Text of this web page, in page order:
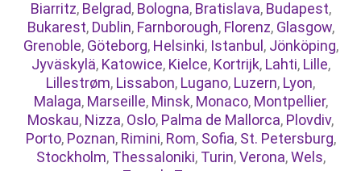
Biarritz, Belgrad, Bologna, Bratislava, Budapest,
Bukarest, Dublin, Farnborough, Florenz, Glasgow,
Grenoble, Göteborg, Helsinki, Istanbul, Jönköping,
Jyväskylä, Katowice, Kielce, Kortrijk, Lahti, Lille,
Lillestrøm, Lissabon, Lugano, Luzern, Lyon,
Malaga, Marseille, Minsk, Monaco, Montpellier,
Moskau, Nizza, Oslo, Palma de Mallorca, Plovdiv,
Porto, Poznan, Rimini, Rom, Sofia, St. Petersburg,
Stockholm, Thessaloniki, Turin,Verona,Wels,